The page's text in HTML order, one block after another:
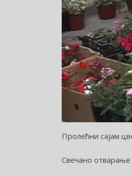
Пролећни сајам
Свечано отварање